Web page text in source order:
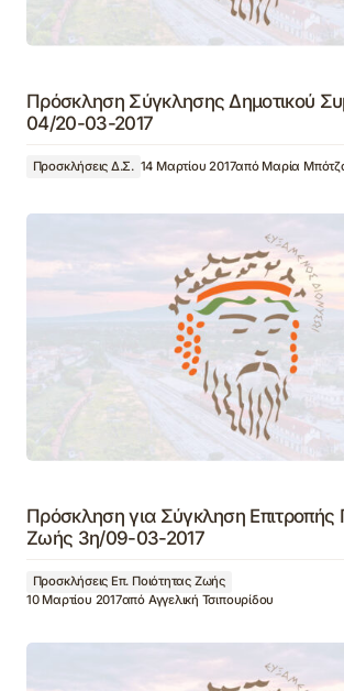
Πρόσκληση Σύγκλησης Δημοτικού
04/20-03-2017
Προσκλήσεις Δ.Σ. 14 Μαρτίου 2017από Μαρία
Πρόσκληση για Σύγκληση Επιτροπής
Ζωής 3η/09-03-2017
Προσκλήσεις Επ. Ποιότητας Ζωής
10 Μαρτίου 2017από Αγγελική Τσιπουρίδου